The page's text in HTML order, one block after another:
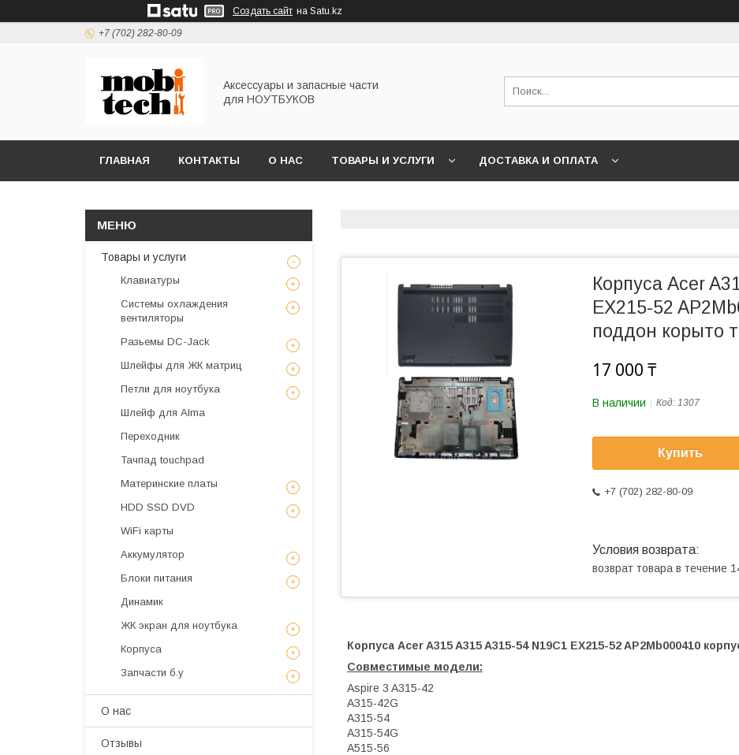
Создать сайт на Satu.kz
+7 (702) 282-80-09
Аксессуары и запасные части
для НОУТБУКОВ
ГЛАВНАЯ КОНТАКТЫ О НАС ТОВАРЫ И УСЛУГИ ДОСТАВКА И ОПЛАТА
Корпуса Acer
EX215-52
поддон корыто
17 000 ₸
В наличии Код: 1307
Купить
+7 (702) 282-80-09
возврат товара в течение
Корпуса Acer A315 A315 A315-54 N19C1 EX215-52 AP2Mb000410
Совместимые модели:
Aspire 3 A315-42
A315-42G
A315-54
A315-54G
A515-56
Товары и услуги
Клавиатуры
Системы охлаждения
вентиляторы
Разьемы DC-Jack
Шлейфы для ЖК матриц
Петли для ноутбука
Шлейф для Alma
Переходник
Тачпад touchpad
Материнские платы
HDD SSD DVD
WiFi карты
Аккумулятор
Блоки питания
Динамик
ЖК экран для ноутбука
Корпуса
Запчасти б.у
О нас
Отзывы